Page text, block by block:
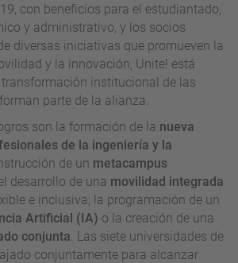
con beneficios para el estudiantado,
y administrativo, y los socios
diversas iniciativas que promueven la
y la innovación, Unite! está
institucional de las
parte de la alianza.
son la formación de la nueva
de la ingeniería y la
de un metacampus
desarrollo de una movilidad integrada
e inclusiva; la programación de un
Artificial (IA) o la creación de una
conjunta . Las siete universidades de
conjuntamente para alcanzar